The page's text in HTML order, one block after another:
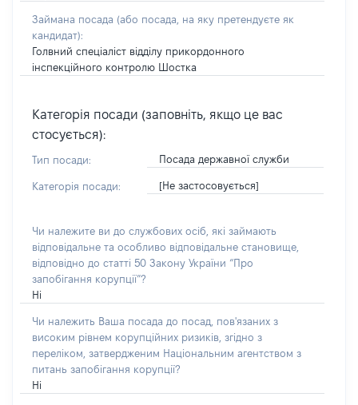
Займана посада (або посада, на яку претендуєте як
кандидат):
Голвний спеціаліст відділу прикордонного
інспекційного контролю Шостка
Категорія посади (заповніть, якщо це вас
стосується):
Тип посади: Посада державної служби
Категорія посади: [Не застосовується]
Чи належите ви до службових осіб, які займають
відповідальне та особливо відповідальне становище,
відповідно до статті 50 Закону України “Про
запобігання корупції”?
Ні
Чи належить Ваша посада до посад, пов'язаних з
високим рівнем корупційних ризиків, згідно з
переліком, затвердженим Національним агентством з
питань запобігання корупції?
Ні